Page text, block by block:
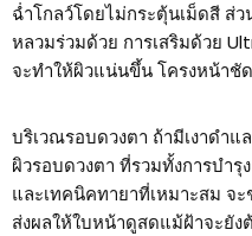
ฉ่ำโกลว์โดยไม่กระตุ้นเม็ดสี ส่
หลวมร่วมด้วย การเสริมด้วย
จะทำให้ผิวแน่นขึ้น โครงหน้า
บริเวณรอบดวงตา ถ้ามีเงาดำ
ผิวรอบดวงตา ที่รวมทั้งการบำ
และเทคนิคทายาที่เหมาะสม จ
ส่งผลให้ใบหน้าดูสดแม้ฝ้าจะยัง